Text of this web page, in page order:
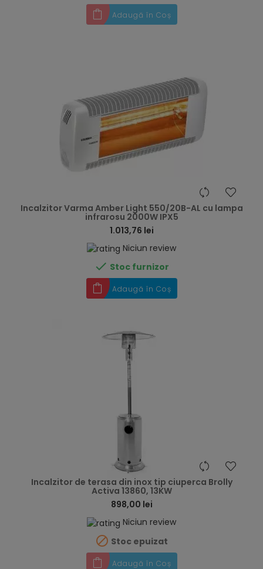
Adaugă în Coș
Incalzitor Varma Amber Light 550/20B-AL cu lampa
infrarosu 2000W IPX5
1.013,76 lei
Niciun review
 Stoc furnizor
Adaugă în Coș
Incalzitor de terasa din inox tip ciuperca Brolly
Activa 13860, 13KW
898,00 lei
Niciun review
 Stoc epuizat
Adaugă în Coș